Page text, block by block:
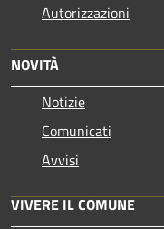
Autorizzazioni
NOVITÀ
Notizie
Comunicati
Avvisi
VIVERE IL COMUNE